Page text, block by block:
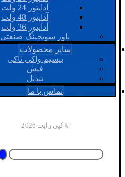
آداپتور 24 ولت
آداپتور 48 ولت
آداپتور 36 ولت
پاور سویچینگ صنعتی
سایر محصولات
بیسیم واکی تاکی
فیش
تبدیل
تماس با ما
© کپی رایت 2026